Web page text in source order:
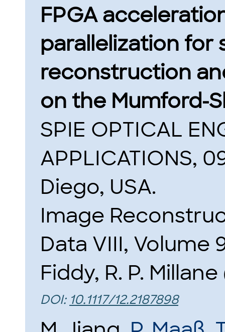
FPGA
parallelization for
reconstruction
on the Mumford-
SPIE OPTICAL
APPLICATIONS,
Diego, USA.
Image
Data VIII, Volume
Fiddy, R. P.
DOI: 10.1117/12.2187898